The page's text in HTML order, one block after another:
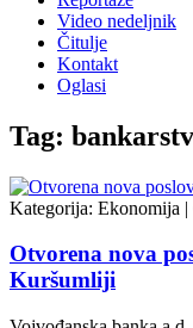
Video nedeljnik
Čitulje
Kontakt
Oglasi
Tag:
Kategorija: Ekonomija |
Otvorena nova
Kuršumliji